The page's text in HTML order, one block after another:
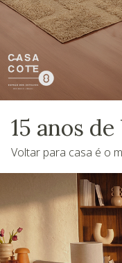
15 anos
Voltar para casa é o